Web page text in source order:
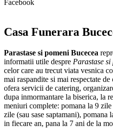
Facebook
Casa Funerara
Parastase si pomeni Bucecea
informatii utile despre Parastase
celor care au trecut viata vesnica
mai raspandite si mai respectate
ofera servicii de catering,
dupa inmormantare la biserica, la
meniuri complete: pomana la 9
zile (sau sase saptamani),
in fiecare an, pana la 7 ani de la